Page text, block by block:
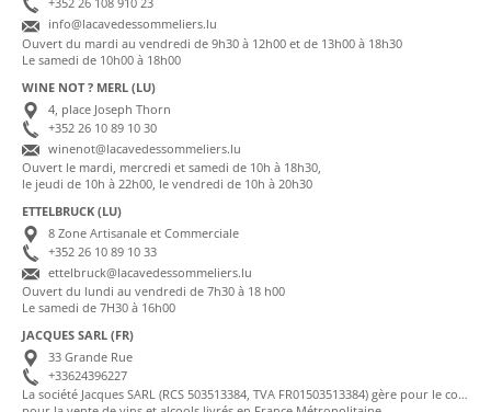
info@lacavedessommeliers.lu
Ouvert du mardi au vendredi de 9h30 à 12h00 et de 13h00 à 18h30
Le samedi de 10h00 à 18h00
WINE NOT ? MERL (LU)
4, place Joseph Thorn
+352 26 10 89 10 30
winenot@lacavedessommeliers.lu
Ouvert le mardi, mercredi et samedi de 10h à 18h30,
le jeudi de 10h à 22h00, le vendredi de 10h à 20h30
ETTELBRUCK (LU)
8 Zone Artisanale et Commerciale
+352 26 10 89 10 33
ettelbruck@lacavedessommeliers.lu
Ouvert du lundi au vendredi de 7h30 à 18 h00
Le samedi de 7H30 à 16h00
JACQUES SARL (FR)
33 Grande Rue
+33624396227
La société Jacques SARL (RCS 503513384, TVA FR01503513384) gère pour le compte de La Cave des Sommeliers les transactions bancaires et la facturation